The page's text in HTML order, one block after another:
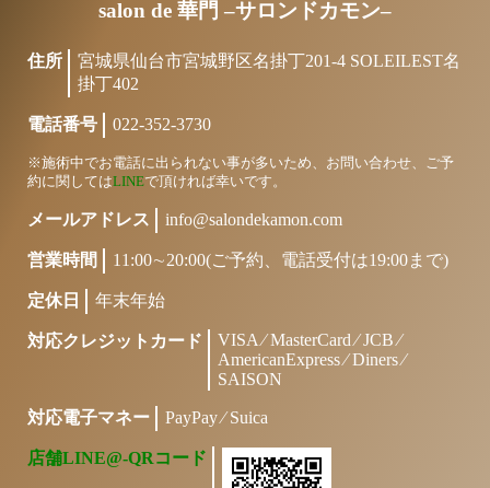
salon de 華門 –サロンドカモン–
住所
宮城県仙台市宮城野区名掛丁201-4 SOLEILEST名
掛丁402
電話番号 022-352-3730
※施術中でお電話に出られない事が多いため、お問い合わせ、ご予
約に関してはLINEで頂ければ幸いです。
メールアドレス info@salondekamon.com
営業時間 11:00∼20:00(ご予約、電話受付は19:00まで)
定休日 年末年始
対応クレジットカード
VISA ⁄ MasterCard ⁄ JCB ⁄
AmericanExpress ⁄ Diners ⁄
SAISON
対応電子マネー PayPay ⁄ Suica
店舗LINE@-QRコード